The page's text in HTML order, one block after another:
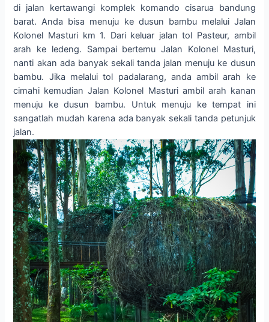
di jalan kertawangi komplek komando cisarua bandung
barat. Anda bisa menuju ke dusun bambu melalui Jalan
Kolonel Masturi km 1. Dari keluar jalan tol Pasteur, ambil
arah ke ledeng. Sampai bertemu Jalan Kolonel Masturi,
nanti akan ada banyak sekali tanda jalan menuju ke dusun
bambu. Jika melalui tol padalarang, anda ambil arah ke
cimahi kemudian Jalan Kolonel Masturi ambil arah kanan
menuju ke dusun bambu. Untuk menuju ke tempat ini
sangatlah mudah karena ada banyak sekali tanda petunjuk
jalan.